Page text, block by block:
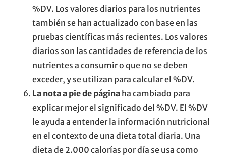
%DV. Los valores diarios para los nutrientes
también se han actualizado con base en las
pruebas científicas más recientes. Los valores
diarios son las cantidades de referencia de los
nutrientes a consumir o que no se deben
exceder, y se utilizan para calcular el %DV.
La nota a pie de página ha cambiado para
explicar mejor el significado del %DV. El %DV
le ayuda a entender la información nutricional
en el contexto de una dieta total diaria. Una
dieta de 2.000 calorías por día se usa como